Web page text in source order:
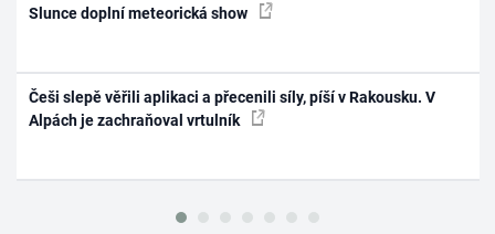
Slunce doplní meteorická show
Češi slepě věřili aplikaci a přecenili síly, píší v Rakousku. V
Alpách je zachraňoval vrtulník